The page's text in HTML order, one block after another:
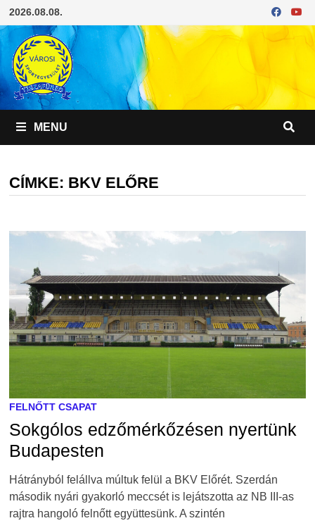
Skip
to
content
2026.08.08.
MENU
CÍMKE: BKV ELŐRE
FELNŐTT CSAPAT
Sokgólos edzőmérkőzésen nyertünk
Budapesten
Hátrányból felállva múltuk felül a BKV Előrét. Szerdán
második nyári gyakorló meccsét is lejátszotta az NB III-as
rajtra hangoló felnőtt együttesünk. A szintén